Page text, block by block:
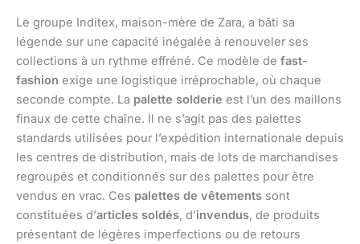
Le groupe Inditex, maison-mère de Zara, a bâti sa
légende sur une capacité inégalée à renouveler ses
collections à un rythme effréné. Ce modèle de fast-
fashion exige une logistique irréprochable, où chaque
seconde compte. La palette solderie est l’un des maillons
finaux de cette chaîne. Il ne s’agit pas des palettes
standards utilisées pour l’expédition internationale depuis
les centres de distribution, mais de lots de marchandises
regroupés et conditionnés sur des palettes pour être
vendus en vrac. Ces palettes de vêtements sont
constituées d’articles soldés, d’invendus, de produits
présentant de légères imperfections ou de retours